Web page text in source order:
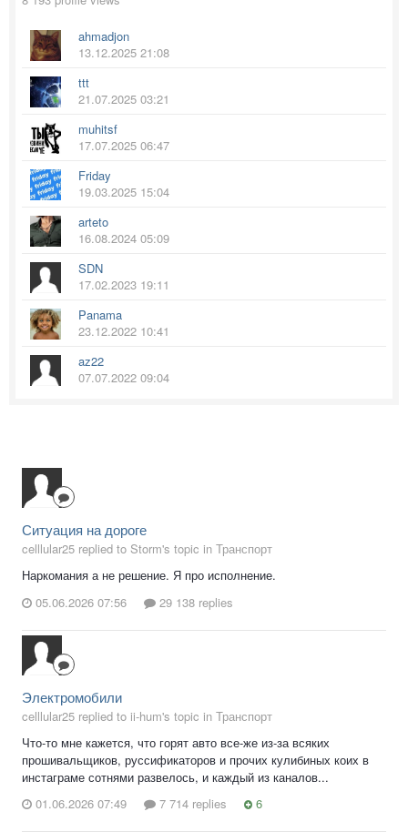
ahmadjon
13.12.2025 21:08
ttt
21.07.2025 03:21
muhitsf
17.07.2025 06:47
Friday
19.03.2025 15:04
arteto
16.08.2024 05:09
SDN
17.02.2023 19:11
Panama
23.12.2022 10:41
az22
07.07.2022 09:04
Ситуация на дороге
celllular25 replied to Storm's topic in Транспорт
Наркомания а не решение. Я про исполнение.
05.06.2026 07:56
29 138 replies
Электромобили
celllular25 replied to ii-hum's topic in Транспорт
Что-то мне кажется, что горят авто все-же из-за всяких
прошивальщиков, руссификаторов и прочих кулибиных коих в
инстаграме сотнями развелось, и каждый из каналов...
01.06.2026 07:49
7 714 replies 6